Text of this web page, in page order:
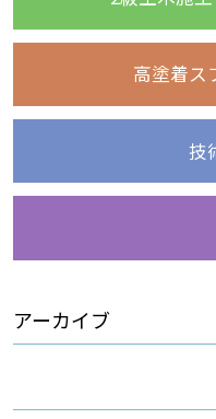
高塗着ス
技
アーカイブ